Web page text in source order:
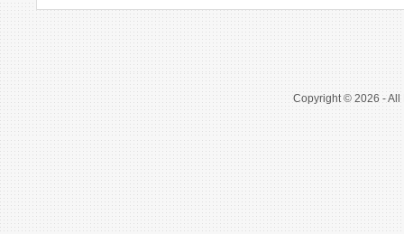
Copyright © 2026 - All